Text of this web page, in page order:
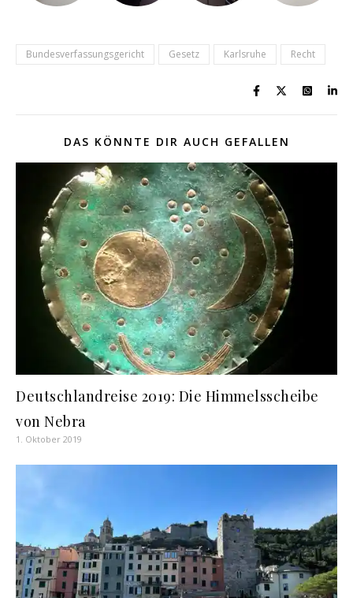
Bundesverfassungsgericht Gesetz Karlsruhe Recht
DAS KÖNNTE DIR AUCH GEFALLEN
Deutschlandreise 2019: Die Himmelsscheibe
von Nebra
1. Oktober 2019